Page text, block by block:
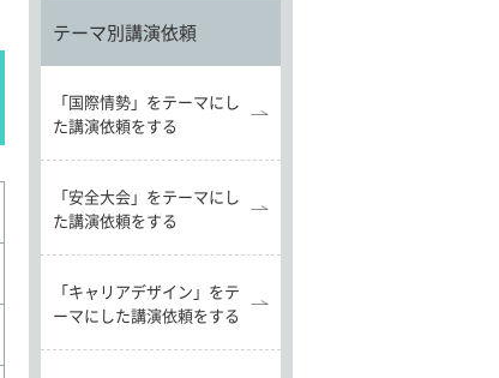
テーマ別講演依頼
「国際情勢」をテーマにし
た講演依頼をする
「安全大会」をテーマにし
た講演依頼をする
「キャリアデザイン」をテ
ーマにした講演依頼をする